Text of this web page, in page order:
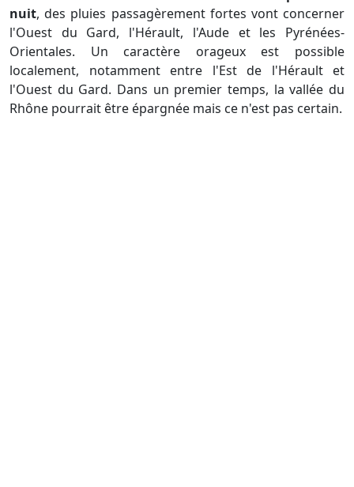
nuit, des pluies passagèrement fortes vont concerner
l'Ouest du Gard, l'Hérault, l'Aude et les Pyrénées-
Orientales. Un caractère orageux est possible
localement, notamment entre l'Est de l'Hérault et
l'Ouest du Gard. Dans un premier temps, la vallée du
Rhône pourrait être épargnée mais ce n'est pas certain.